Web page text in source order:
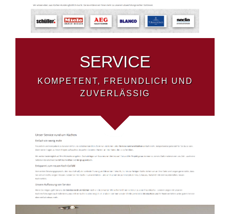
SERVICE
KOMPETENT, FREUNDLICH UND
ZUVERLÄSSIG